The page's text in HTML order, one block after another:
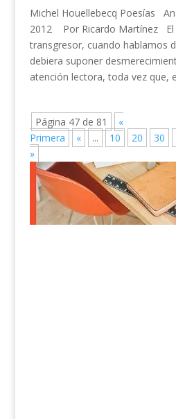
Michel Houellebecq Poesías
2012 Por Ricardo Martínez El
transgresor, cuando hablamos
debiera suponer
atención lectora, toda vez que,
Página 47 de 81
«
Primera
« ... 10 20 30
»